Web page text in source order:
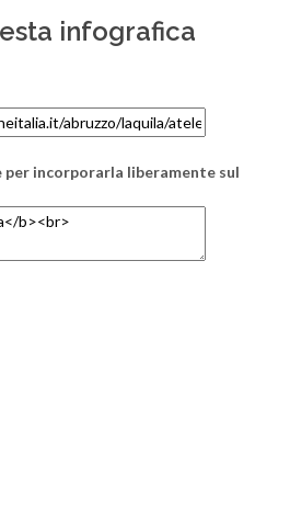
infografica
per incorporarla liberamente sul